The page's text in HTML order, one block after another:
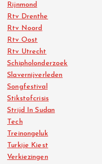
Rijnmond
Rtv Drenthe
Rtv Noord
Rtv Oost
Rtv Utrecht
Schipholonderzoek
Slavernijverleden
Songfestival
Stikstofcrisis
Strijd In Sudan
Tech
Treinongeluk
Turkije Kiest
Verkiezingen